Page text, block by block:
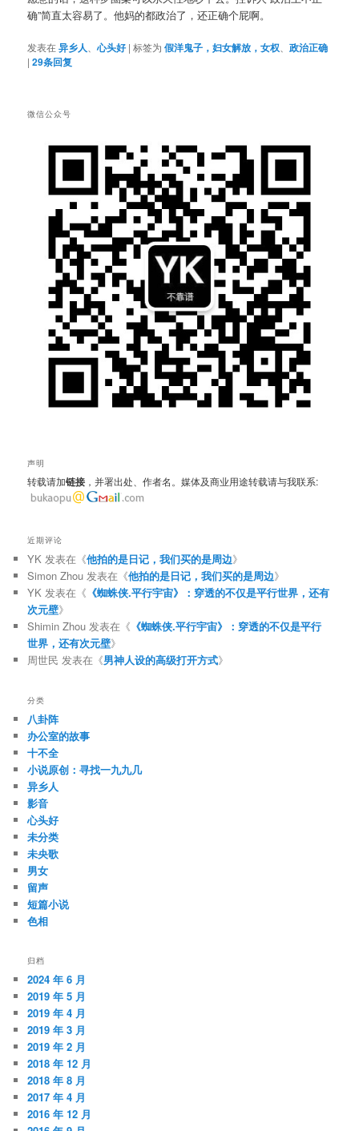
确”简直太容易了。他妈的都政治了，还正确个屁啊。
发表在异乡人、心头好 |标签为 假洋鬼子，妇女解放，女权、政治正确
|29条回复
微信公众号
声明
转载请加链接 ，并署出处、作者名。媒体及商业用途转载请与我联系:
近期评论
YK 发表在《他拍的是日记，我们买的是周边》
Simon Zhou 发表在《他拍的是日记，我们买的是周边》
YK 发表在《 《蜘蛛侠.平行宇宙》：穿透的不仅是平行世界，还有
次元壁》
Shimin Zhou 发表在《 《蜘蛛侠.平行宇宙》：穿透的不仅是平行
世界，还有次元壁》
周世民 发表在《男神人设的高级打开方式》
分类
八卦阵
办公室的故事
十不全
小说原创：寻找一九九几
异乡人
影音
心头好
未分类
未央歌
男女
留声
短篇小说
色相
归档
2024 年 6 月
2019 年 5 月
2019 年 4 月
2019 年 3 月
2019 年 2 月
2018 年 12 月
2018 年 8 月
2017 年 4 月
2016 年 12 月